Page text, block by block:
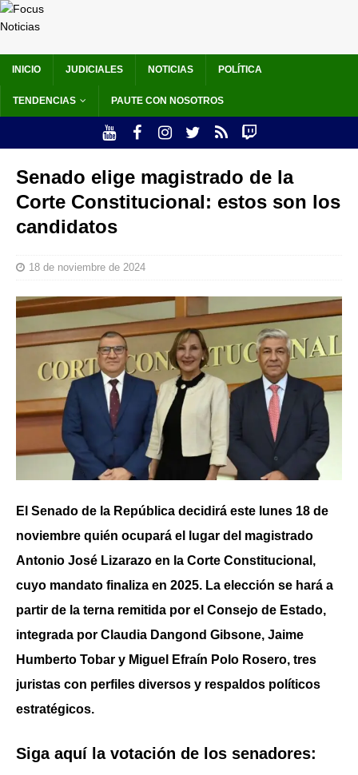
INICIO JUDICIALES NOTICIAS POLÍTICA
TENDENCIAS PAUTE CON NOSOTROS
Senado elige magistrado de la
Corte Constitucional: estos son los
candidatos
18 de noviembre de 2024
El Senado de la República decidirá este lunes 18 de
noviembre quién ocupará el lugar del magistrado
Antonio José Lizarazo en la Corte Constitucional,
cuyo mandato finaliza en 2025. La elección se hará a
partir de la terna remitida por el Consejo de Estado,
integrada por Claudia Dangond Gibsone, Jaime
Humberto Tobar y Miguel Efraín Polo Rosero, tres
juristas con perfiles diversos y respaldos políticos
estratégicos.
Siga aquí la votación de los senadores: